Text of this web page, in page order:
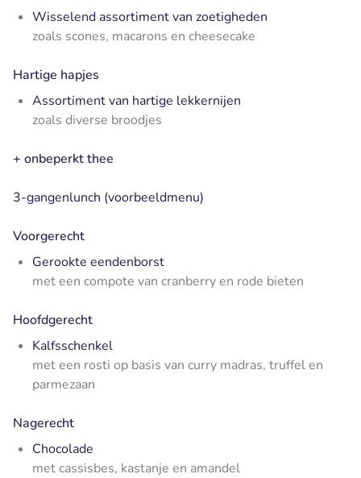
Wisselend assortiment van zoetigheden
zoals scones, macarons en cheesecake
Hartige hapjes
Assortiment van hartige lekkernijen
zoals diverse broodjes
+ onbeperkt thee
3-gangenlunch (voorbeeldmenu)
Voorgerecht
Gerookte eendenborst
met een compote van cranberry en rode bieten
Hoofdgerecht
Kalfsschenkel
met een rosti op basis van curry madras, truffel en
parmezaan
Nagerecht
Chocolade
met cassisbes, kastanje en amandel